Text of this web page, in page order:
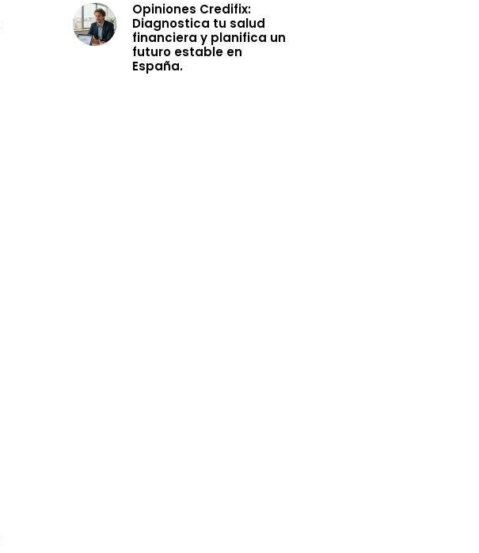
Opiniones Credifix:
Diagnostica tu salud
financiera y planifica un
futuro estable en
España.